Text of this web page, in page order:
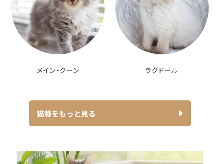
メイン・クーン ラグドール
猫種をもっと見る